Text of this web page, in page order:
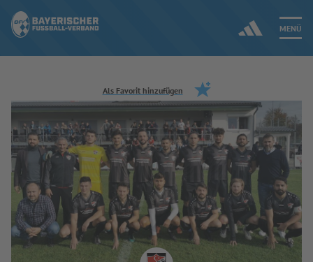
MENÜ
Jetzt einloggen
ERGEBNISSE & WETTBEWERBE
NEUIGKEITEN
SPIELBETRIEB & VERBANDSLEBEN
AUSBILDUNG & FÖRDERUNG
Als Favorit hinzufügen